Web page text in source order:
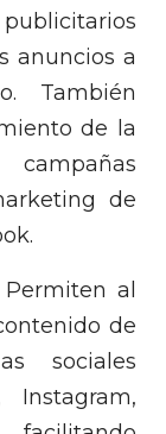
anuncios a
También
de la
de
al
de
sociales
Instagram,